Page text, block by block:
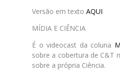
Versão em texto AQUI
MÍDIA E CIÊNCIA
É o videocast da coluna
sobre a cobertura de C&T
sobre a própria Ciência.